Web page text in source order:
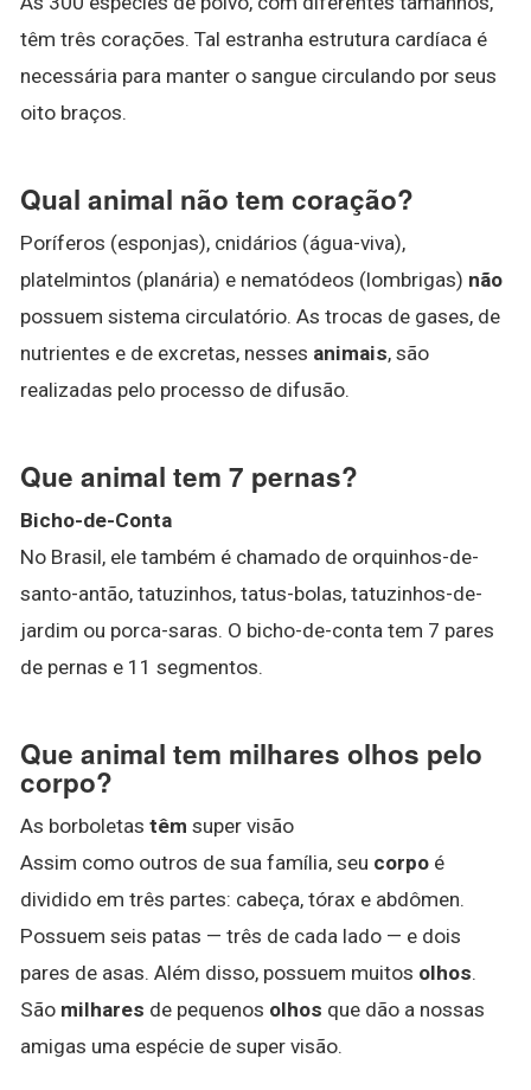
têm três corações. Tal estranha estrutura cardíaca é
necessária para manter o sangue circulando por seus
oito braços.
Qual animal não tem coração?
Poríferos (esponjas), cnidários (água-viva),
platelmintos (planária) e nematódeos (lombrigas) não
possuem sistema circulatório. As trocas de gases, de
nutrientes e de excretas, nesses animais, são
realizadas pelo processo de difusão.
Que animal tem 7 pernas?
Bicho-de-Conta
No Brasil, ele também é chamado de orquinhos-de-
santo-antão, tatuzinhos, tatus-bolas, tatuzinhos-de-
jardim ou porca-saras. O bicho-de-conta tem 7 pares
de pernas e 11 segmentos.
Que animal tem milhares olhos pelo
corpo?
As borboletas têm super visão
Assim como outros de sua família, seu corpo é
dividido em três partes: cabeça, tórax e abdômen.
Possuem seis patas — três de cada lado — e dois
pares de asas. Além disso, possuem muitos olhos.
São milhares de pequenos olhos que dão a nossas
amigas uma espécie de super visão.